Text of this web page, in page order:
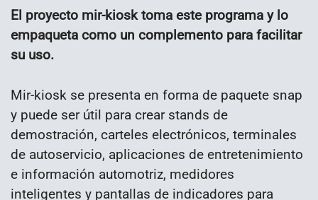
El proyecto mir-kiosk toma este programa y lo
empaqueta como un complemento para facilitar
su uso.
Mir-kiosk se presenta en forma de paquete snap
y puede ser útil para crear stands de
demostración, carteles electrónicos, terminales
de autoservicio, aplicaciones de entretenimiento
e información automotriz, medidores
inteligentes y pantallas de indicadores para